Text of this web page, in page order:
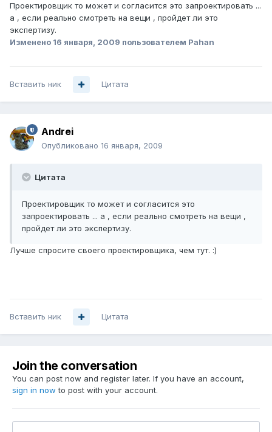
Проектировщик то может и согласится это запроектировать ...
а , если реально смотреть на вещи , пройдет ли это
экспертизу.
Изменено 16 января, 2009 пользователем Pahan
Вставить ник Цитата
Andrei
Опубликовано 16 января, 2009
Цитата
Проектировщик то может и согласится это
запроектировать ... а , если реально смотреть на вещи ,
пройдет ли это экспертизу.
Лучше спросите своего проектировщика, чем тут. :)
Вставить ник Цитата
Join the conversation
You can post now and register later. If you have an account,
sign in now to post with your account.